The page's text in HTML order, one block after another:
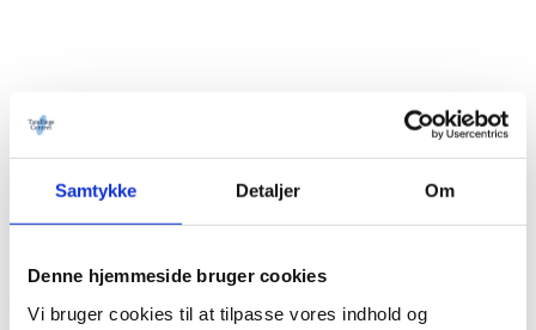
Samtykke Detaljer Om
Denne hjemmeside bruger cookies
Vi bruger cookies til at tilpasse vores indhold og
Priser: